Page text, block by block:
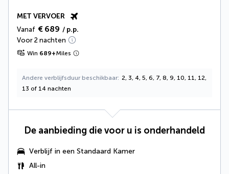
MET VERVOER
Vanaf € 689 / p.p.
Voor 2 nachten
Win 689+Miles
Andere verblijfsduur beschikbaar
2, 3, 4, 5, 6, 7, 8, 9, 10, 11, 12,
13 of 14 nachten
De aanbieding die voor u is onderhandeld
Verblijf in een Standaard Kamer
All-in